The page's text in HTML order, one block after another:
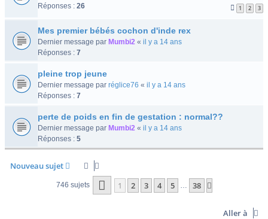
Réponses : 26 1 2 3
Mes premier bébés cochon d'inde rex
Dernier message par Mumbi2 « il y a 14 ans
Réponses : 7
pleine trop jeune
Dernier message par réglice76 « il y a 14 ans
Réponses : 7
perte de poids en fin de gestation : normal??
Dernier message par Mumbi2 « il y a 14 ans
Réponses : 5
Nouveau sujet
746 sujets Page 1sur38
1 2 3 4 5 38
Aller à